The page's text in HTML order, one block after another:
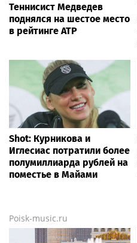
Теннисист Медведев
поднялся на шестое место
в рейтинге ATP
Shot: Курникова и
Иглесиас потратили более
полумиллиарда рублей на
поместье в Майами
Poisk-music.ru